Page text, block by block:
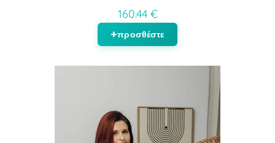
160.44 €
προσθέστε